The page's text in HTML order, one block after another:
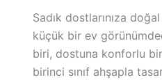
Sadık dostlarınıza
küçük bir ev
biri, dostuna konforlu
birinci sınıf ahşapla